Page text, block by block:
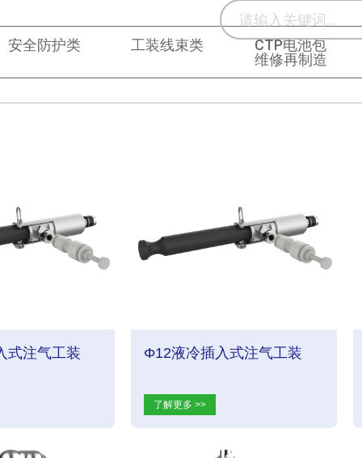
安全防护类 工装线束类
CTP电池包
维修再制造
式注气工装 Φ12液冷插入式注气工装
了解更多 >>